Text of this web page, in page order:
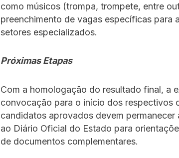
como músicos (trompa, trompete, entre
preenchimento de vagas específicas para
setores especializados.
Próximas Etapas
Com a homologação do resultado final, a
convocação para o início dos respectivos
candidatos aprovados devem
ao Diário Oficial do Estado para
de documentos complementares.